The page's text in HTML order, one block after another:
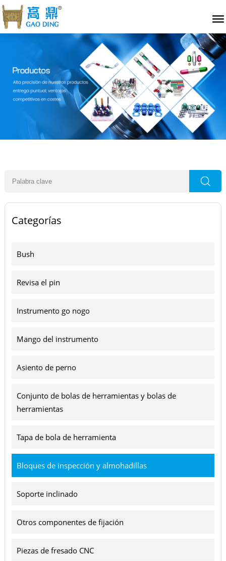
Categorías
Bush
Revisa el pin
Instrumento go nogo
Mango del instrumento
Asiento de perno
Conjunto de bolas de herramientas y bolas de
herramientas
Tapa de bola de herramienta
Bloques de inspección y almohadillas
Soporte inclinado
Otros componentes de fijación
Piezas de fresado CNC